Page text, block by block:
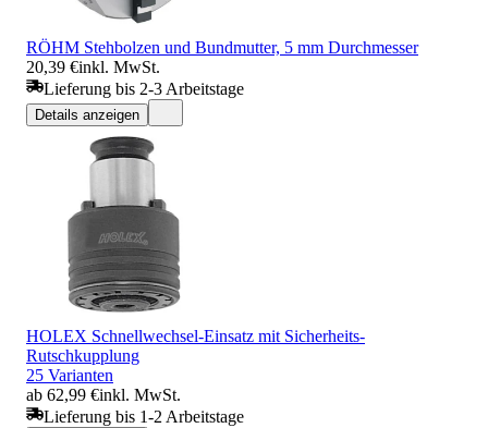
RÖHM Stehbolzen und Bundmutter, 5 mm Durchmesser
20,39 €inkl. MwSt.
Lieferung bis 2-3 Arbeitstage
Details anzeigen
HOLEX Schnellwechsel-Einsatz mit Sicherheits-
Rutschkupplung
25 Varianten
ab 62,99 €inkl. MwSt.
Lieferung bis 1-2 Arbeitstage